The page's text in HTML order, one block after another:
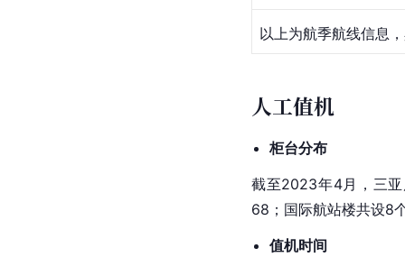
以上为航季航线信息
人工值机
柜台分布
截至2023年4月，三
68；国际航站楼共设8
值机时间